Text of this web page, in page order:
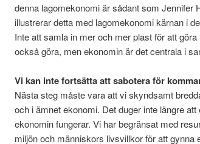
denna lagomekonomi är sådant som Jennifer
illustrerar detta med lagomekonomi kärnan i
Inte att samla in mer och mer plast för att
också göra, men ekonomin är det centrala i
Vi kan inte fortsätta att sabotera för
Nästa steg måste vara att vi skyndsamt
och i ämnet ekonomi. Det duger inte längre
ekonomin fungerar. Vi har begränsat med
miljön och människors livsvillkor för att gynna